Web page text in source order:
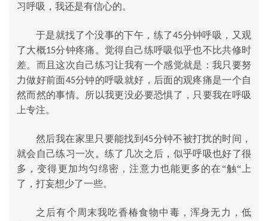
习呼吸，我还是有信心的。
于是就找了个没事的下午，练了45分钟呼吸，又观
了大概15分钟疼痛。觉得自己练呼吸似乎也不比共修时
差。而且这次自己练习让我有一个感觉就是：我只要努
力做好前面45分钟的呼吸就好，后面的观疼痛是一个自
然而然的事情。所以我更没必要恐惧了，只要我在呼吸
上专注。
然后我在家里只要能找到45分钟不被打扰的时间，
就会自己练习一次。练了几次之后，似乎呼吸也好了很
多，变得更加均匀绵密，注意力也能更多的在“触“上
了，打妄想少了一些。
之后有个周末我吃香椿食物中毒，浑身无力，低